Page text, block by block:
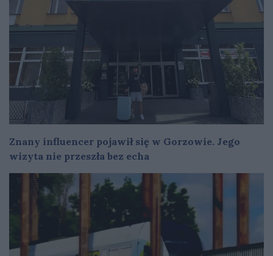
Znany influencer pojawił się w Gorzowie. Jego
wizyta nie przeszła bez echa